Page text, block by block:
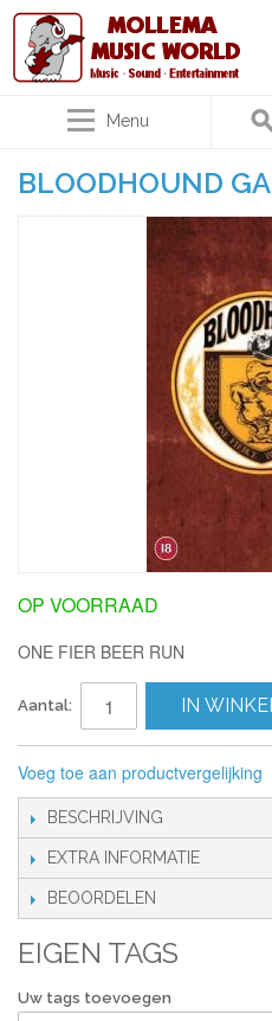
Menu
BLOODHOUND
OP VOORRAAD
ONE FIER BEER RUN
Aantal: IN
Voeg toe aan productvergelijking
BESCHRIJVING
EXTRA INFORMATIE
BEOORDELEN
EIGEN TAGS
Uw tags toevoegen